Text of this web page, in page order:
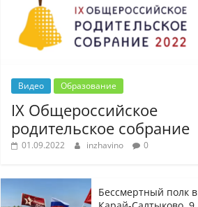
Видео Образование
IX Общероссийское
родительское собрание
01.09.2022 inzhavino 0
Бессмертный полк в